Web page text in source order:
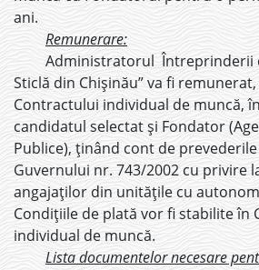
ani.
Remunerare:
Administratorul Întreprinderii
Sticlă din Chișinău” va fi
Contractului individual de muncă,
candidatul selectat și Fondator
Publice), ținând cont de
Guvernului nr. 743/2002 cu privire
angajaților din unitățile cu
Condițiile de plată vor fi stabilite în
individual de muncă.
Lista documentelor necesare